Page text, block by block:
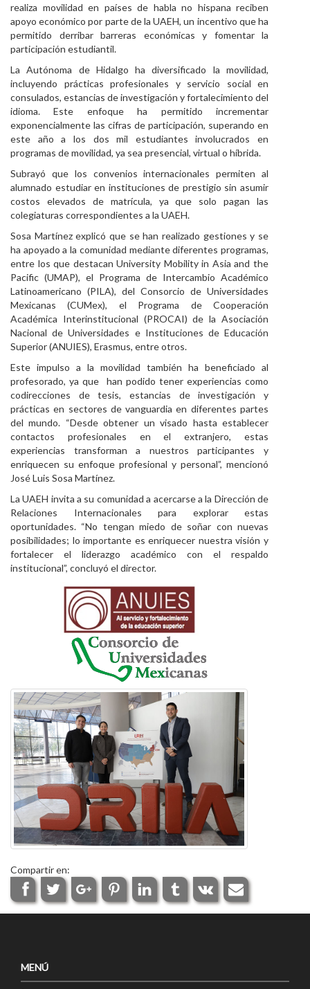
realiza movilidad en países de habla no hispana reciben
apoyo económico por parte de la UAEH, un incentivo que ha
permitido derribar barreras económicas y fomentar la
participación estudiantil.
La Autónoma de Hidalgo ha diversificado la movilidad,
incluyendo prácticas profesionales y servicio social en
consulados, estancias de investigación y fortalecimiento del
idioma. Este enfoque ha permitido incrementar
exponencialmente las cifras de participación, superando en
este año a los dos mil estudiantes involucrados en
programas de movilidad, ya sea presencial, virtual o híbrida.
Subrayó que los convenios internacionales permiten al
alumnado estudiar en instituciones de prestigio sin asumir
costos elevados de matrícula, ya que solo pagan las
colegiaturas correspondientes a la UAEH.
Sosa Martínez explicó que se han realizado gestiones y se
ha apoyado a la comunidad mediante diferentes programas,
entre los que destacan University Mobility in Asia and the
Pacific (UMAP), el Programa de Intercambio Académico
Latinoamericano (PILA), del Consorcio de Universidades
Mexicanas (CUMex), el Programa de Cooperación
Académica Interinstitucional (PROCAI) de la Asociación
Nacional de Universidades e Instituciones de Educación
Superior (ANUIES), Erasmus, entre otros.
Este impulso a la movilidad también ha beneficiado al
profesorado, ya que han podido tener experiencias como
codirecciones de tesis, estancias de investigación y
prácticas en sectores de vanguardia en diferentes partes
del mundo. “Desde obtener un visado hasta establecer
contactos profesionales en el extranjero, estas
experiencias transforman a nuestros participantes y
enriquecen su enfoque profesional y personal”, mencionó
José Luis Sosa Martínez.
La UAEH invita a su comunidad a acercarse a la Dirección de
Relaciones Internacionales para explorar estas
oportunidades. “No tengan miedo de soñar con nuevas
posibilidades; lo importante es enriquecer nuestra visión y
fortalecer el liderazgo académico con el respaldo
institucional”, concluyó el director.
Compartir en:
MENÚ